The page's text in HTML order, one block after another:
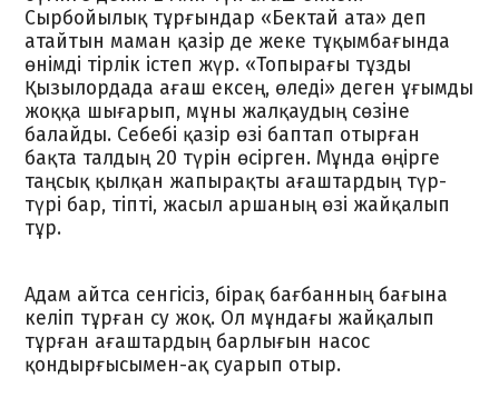
Сырбойылық тұрғындар «Бектай ата» деп
атайтын маман қазір де жеке тұқымбағында
өнімді тірлік істеп жүр. «Топырағы тұзды
Қызылордада ағаш ексең, өледі» деген ұғымды
жоққа шығарып, мұны жалқаудың сөзіне
балайды. Себебі қазір өзі баптап отырған
бақта талдың 20 түрін өсірген. Мұнда өңірге
таңсық қылқан жапырақты ағаштардың түр-
түрі бар, тіпті, жасыл аршаның өзі жайқалып
тұр.
Адам айтса сенгісіз, бірақ бағбанның бағына
келіп тұрған су жоқ. Ол мұндағы жайқалып
тұрған ағаштардың барлығын насос
қондырғысымен-ақ суарып отыр.